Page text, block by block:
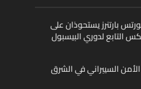
بارتنرز يستحوذان على
التابع لدوري البيسبول
السيبراني في الشرق